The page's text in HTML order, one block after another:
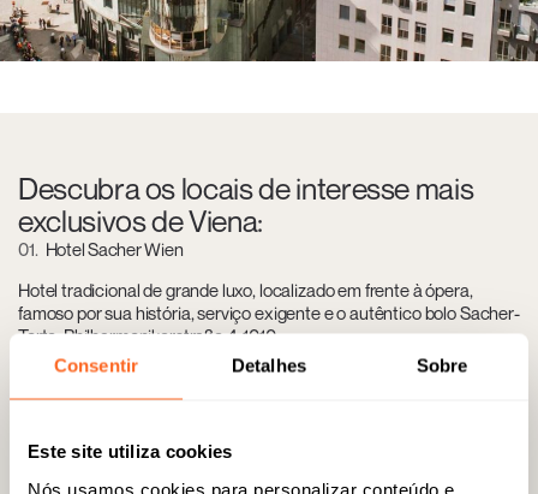
Consentir Detalhes Sobre
Este site utiliza cookies
Nós usamos cookies para personalizar conteúdo e
Descubra os locais de interesse mais
exclusivos de Viena:
01
Hotel Sacher Wien
Hotel tradicional de grande luxo, localizado em frente à ópera,
famoso por sua história, serviço exigente e o autêntico bolo Sacher-
Torte. Philharmonikerstraße 4, 1010.